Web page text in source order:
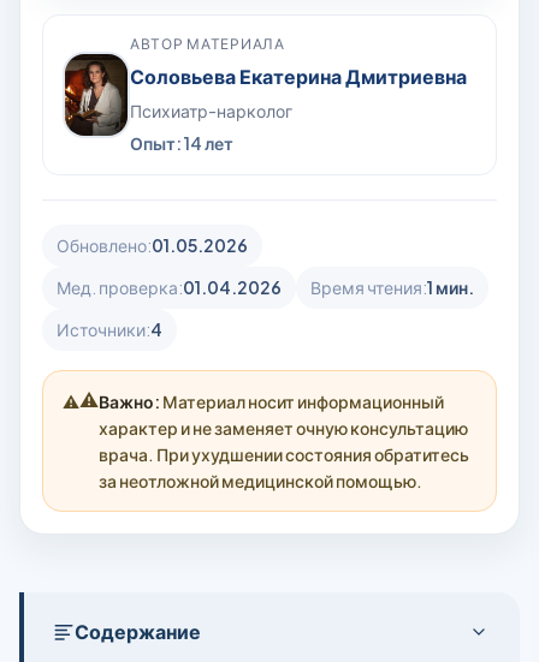
АВТОР МАТЕРИАЛА
Соловьева Екатерина Дмитриевна
Психиатр-нарколог
Опыт: 14 лет
Обновлено:01.05.2026
Мед. проверка:01.04.2026 Время чтения:1 мин.
Источники:4
⚠️Важно: Материал носит информационный
характер и не заменяет очную консультацию
врача. При ухудшении состояния обратитесь
за неотложной медицинской помощью.
Содержание